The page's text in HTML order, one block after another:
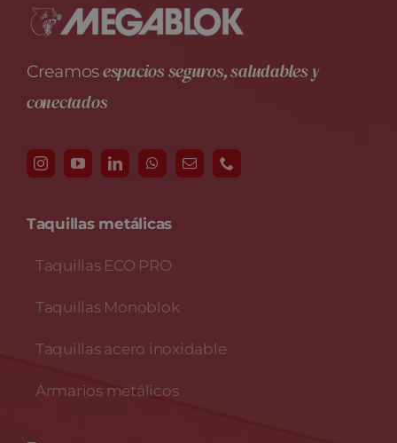
Creamosespacios seguros, saludables y
conectados
Taquillas metálicas
Taquillas ECO PRO
Taquillas Monoblok
Taquillas acero inoxidable
Armarios metálicos